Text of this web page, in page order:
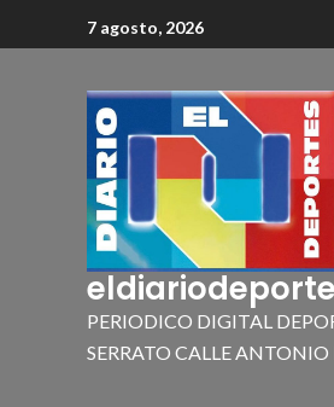
7 agosto, 2026
PERIODICO DIGITAL
SERRATO CALLE